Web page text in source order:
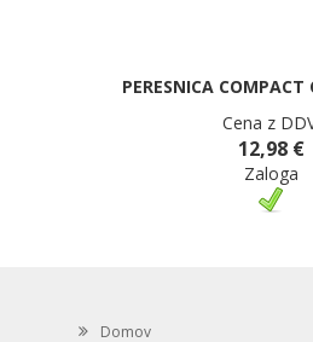
PERESNICA
Cena z
12,98 €
Zaloga
Domov